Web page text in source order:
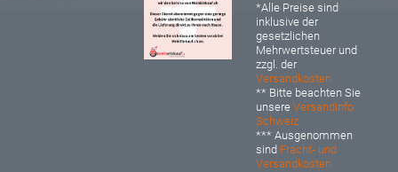
*Alle Preise sind
inklusive der
gesetzlichen
Mehrwertsteuer und
zzgl. der
Versandkosten
** Bitte beachten Sie
unsereVersandinfo
Schweiz
*** Ausgenommen
sind Fracht- und
Versandkosten